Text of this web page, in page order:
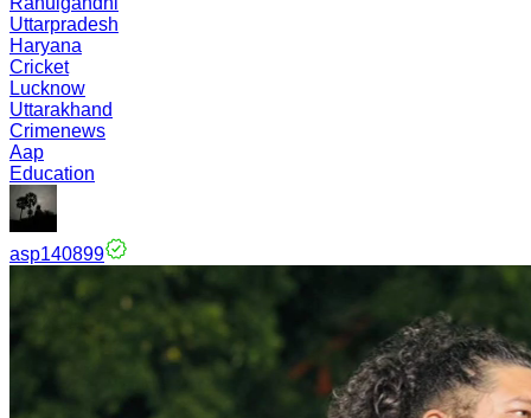
Uttarpradesh
Haryana
Cricket
Lucknow
Uttarakhand
Crimenews
Aap
Education
asp140899